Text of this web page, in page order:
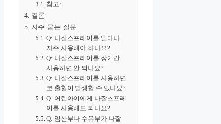
참고:
결론
자주 묻는 질문
Q: 나잘스프레이를 얼마나
자주 사용해야 하나요?
Q: 나잘스프레이를 장기간
사용하면 안 되나요?
Q: 나잘스프레이를 사용하면
코 출혈이 발생할 수 있나요?
Q: 어린아이에게 나잘스프레
이를 사용해도 되나요?
Q: 임산부나 수유부가 나잘